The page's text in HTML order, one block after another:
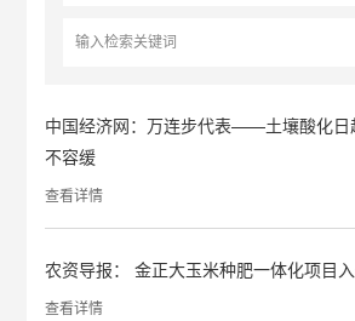
中国经济网：万连步代表——土壤酸化日
不容缓
查看详情
农资导报： 金正大玉米种肥一体化项目
查看详情